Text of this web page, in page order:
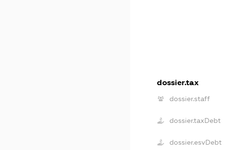
dossier.tax
dossier.staff
dossier.taxDebt
dossier.esvDebt